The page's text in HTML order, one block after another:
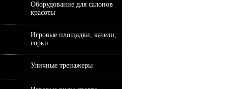
Оборудование для салонов
красоты
Игровые площадки, качели,
горки
Уличные тренажеры